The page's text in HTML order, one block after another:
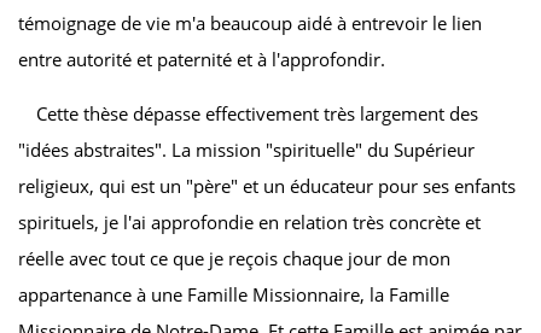
témoignage de vie m'a beaucoup aidé à entrevoir le lien
entre autorité et paternité et à l'approfondir.
Cette thèse dépasse effectivement très largement des
"idées abstraites". La mission "spirituelle" du Supérieur
religieux, qui est un "père" et un éducateur pour ses enfants
spirituels, je l'ai approfondie en relation très concrète et
réelle avec tout ce que je reçois chaque jour de mon
appartenance à une Famille Missionnaire, la Famille